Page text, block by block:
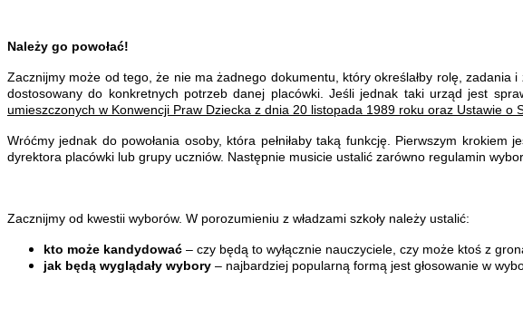
Należy go powołać!
Zacznijmy może od tego, że nie ma żadnego dokumentu, który określałby rolę,
dostosowany do konkretnych potrzeb danej placówki. Jeśli jednak taki urząd jest
umieszczonych w Konwencji Praw Dziecka z dnia 20 listopada 1989 roku oraz Ustawie o
Wróćmy jednak do powołania osoby, która pełniłaby taką funkcję. Pierwszym
dyrektora placówki lub grupy uczniów. Następnie musicie ustalić zarówno regulamin
Zacznijmy od kwestii wyborów. W porozumieniu z władzami szkoły należy ustalić:
kto może kandydować – czy będą to wyłącznie nauczyciele, czy może ktoś z
jak będą wyglądały wybory – najbardziej popularną formą jest głosowanie w